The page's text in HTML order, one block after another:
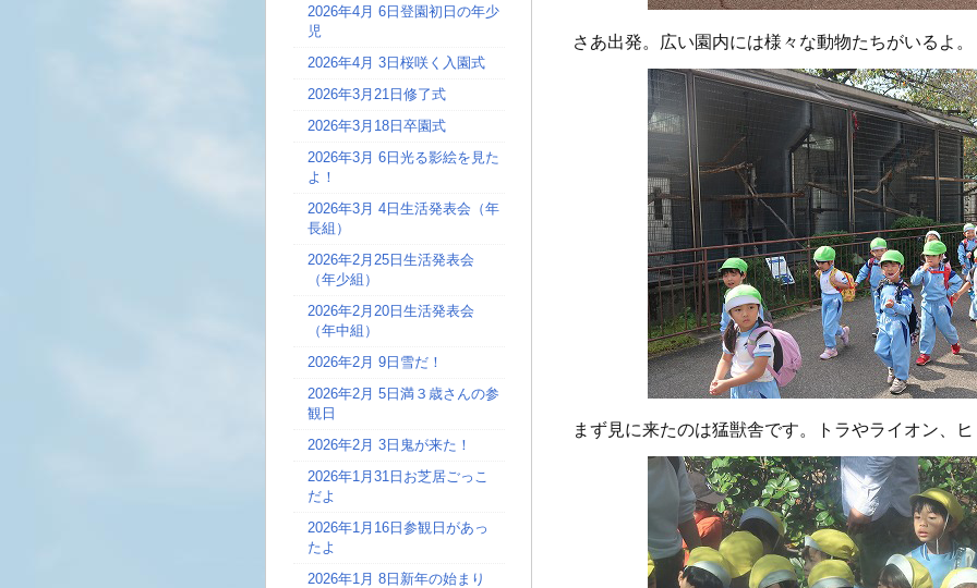
さあ出発。広い園内には様々な動物たちがいるよ。
まず見に来たのは猛獣舎です。トラやライオン、
2026年4月 6日登園初日の年少
児
2026年4月 3日桜咲く入園式
2026年3月21日修了式
2026年3月18日卒園式
2026年3月 6日光る影絵を見た
よ！
2026年3月 4日生活発表会（年
長組）
2026年2月25日生活発表会
（年少組）
2026年2月20日生活発表会
（年中組）
2026年2月 9日 雪だ！
2026年2月 5日満３歳さんの参
観日
2026年2月 3日 鬼が来た！
2026年1月31日 お芝居ごっこ
だよ
2026年1月16日参観日があっ
たよ
2026年1月 8日 新年の始まり